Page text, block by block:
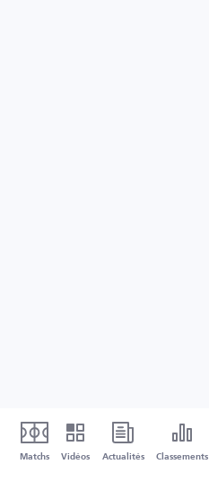
Matchs Vidéos Actualités Classements